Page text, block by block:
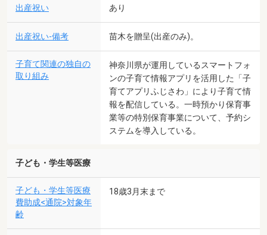
出産祝い あり
出産祝い-備考 苗木を贈呈(出産のみ)。
子育て関連の独自の
取り組み
神奈川県が運用しているスマートフォ
ンの子育て情報アプリを活用した「子
育てアプリふじさわ」により子育て情
報を配信している。一時預かり保育事
業等の特別保育事業について、予約シ
ステムを導入している。
子ども・学生等医療
子ども・学生等医療
費助成<通院>対象年
齢
18歳3月末まで